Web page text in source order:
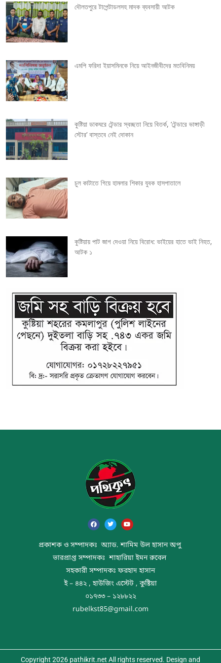
n
a
v
i
a
t
i
o
n
দৌলতপুরে টাপেন্টাডলসহ মাদক ব্যবসায়ী আটক
এমপি ফরিদা ইয়াসমিনকে নিয়ে আইনজীবীদের মতবিনিময়
কুষ্টিয়া ডাকঘরে টেন্ডার স্বচ্ছতা নিয়ে বিতর্ক, ‘টেন্ডারে ভাঙ্গাড়ী
স্টোর’ বাস্তবে নেই দোকান
চুল কাটাতে গিয়ে হামলার শিকার যুবক হাসপাতালে
কুষ্টিয়ায় পাট জাগ দেওয়া নিয়ে বিরোধ: ভাইয়ের হাতে ভাই নিহত,
আটক ১
প্রকাশক ও সম্পাদকঃ অ্যাড. শামিম উল হাসান অপু
ভারপ্রাপ্ত সম্পাদকঃ শাহারিয়া ইমন রুবেল
সহকারী সম্পাদকঃ ফরহাদ হাসান
ই – ৪৪২ , হাউজিং এস্টেট , কুষ্টিয়া
০১৭৩৩ – ১২৮৮২২
rubelkst85@gmail.com
Copyright 2026 pathikrit.net All rights reserved. Design and